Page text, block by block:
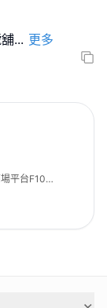
... 更多
平台F10號